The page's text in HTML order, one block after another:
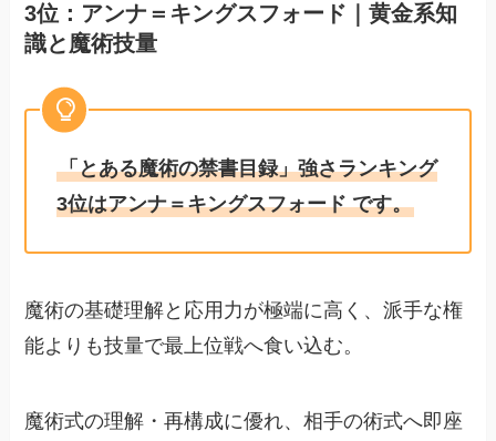
3位：アンナ＝キングスフォード｜黄金系知
識と魔術技量
「とある魔術の禁書目録」強さランキング
3位はアンナ＝キングスフォード です。
魔術の基礎理解と応用力が極端に高く、派手な権
能よりも技量で最上位戦へ食い込む。
魔術式の理解・再構成に優れ、相手の術式へ即座